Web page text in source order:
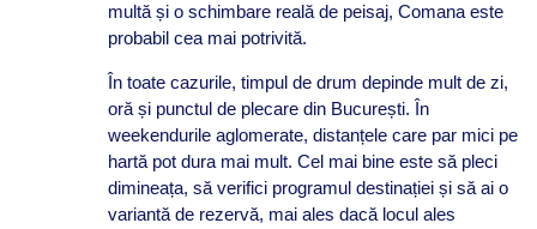
multă și o schimbare reală de peisaj, Comana este
probabil cea mai potrivită.
În toate cazurile, timpul de drum depinde mult de zi,
oră și punctul de plecare din București. În
weekendurile aglomerate, distanțele care par mici pe
hartă pot dura mai mult. Cel mai bine este să pleci
dimineața, să verifici programul destinației și să ai o
variantă de rezervă, mai ales dacă locul ales